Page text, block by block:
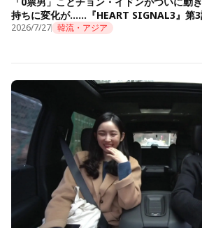
持ちに変化が……『HEART SIGNAL3』第
2026/7/27 韓流・アジア